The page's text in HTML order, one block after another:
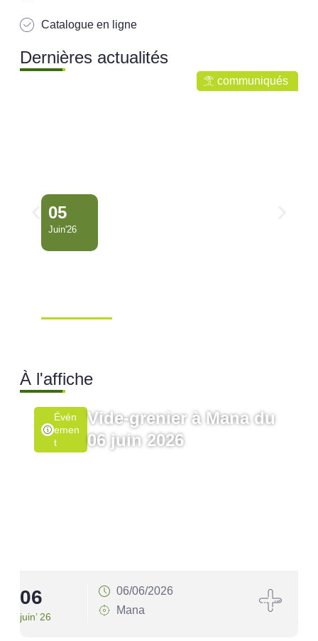
Catalogue en ligne
Dernières actualités
communiqués
05
Juin'26
À l'affiche
Évén
Emen
T
Vide-grenier à Mana du
06 juin 2026
06
juin’ 26
06/06/2026
Mana